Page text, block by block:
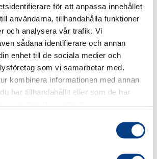
för att anpassa innehållet
användarna, tillhandahålla funktioner
och analysera vår trafik. Vi
sådana identifierare och annan
enhet till de sociala medier och
som vi samarbetar med.
kombinera informationen med annan
har tillhandahållit eller som de har
om du vill fota av bilens
skicka bilder till oss eller
för en skadebesiktning.
skadereglerare
skadan, dokumenterar
behöver beställas och
skadekalkyl till ditt
godkänt bokar vi in bilen för